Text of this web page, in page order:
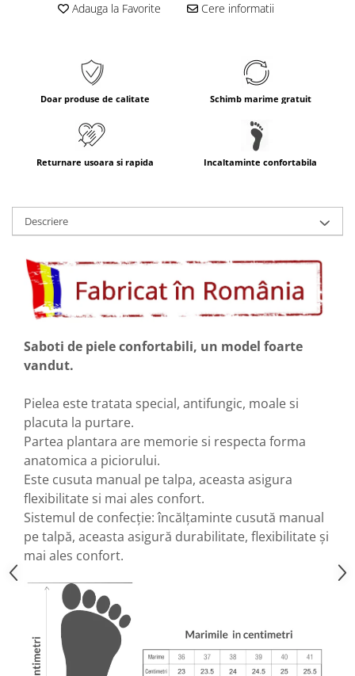
Adauga la Favorite Cere informatii
Doar produse de calitate Schimb marime gratuit
Returnare usoara si rapida Incaltaminte confortabila
Descriere
Saboti de piele confortabili, un model foarte
vandut.
Pielea este tratata special, antifungic, moale si
placuta la purtare.
Partea plantara are memorie si respecta forma
anatomica a piciorului.
Este cusuta manual pe talpa, aceasta asigura
flexibilitate si mai ales confort.
Sistemul de confecție: încălțaminte cusută manual
pe talpă, aceasta asigură durabilitate, flexibilitate și
mai ales confort.